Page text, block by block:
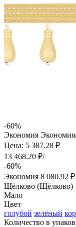
-60%
Экономия Экономия
Цена: 5 387.28 ₽
13 468.20 ₽/
-60%
Экономия 8 080.92 ₽
Щёлково (Щёлково)
Мало
Цвет
голубой зелёный
Количество в